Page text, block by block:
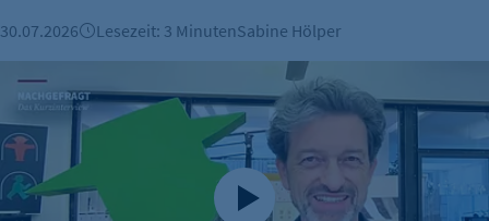
30.07.2026 Lesezeit: 3 MinutenSabine Hölper
30 Jahre Ampelmann: Vom Verkehrszeichen zur Berliner